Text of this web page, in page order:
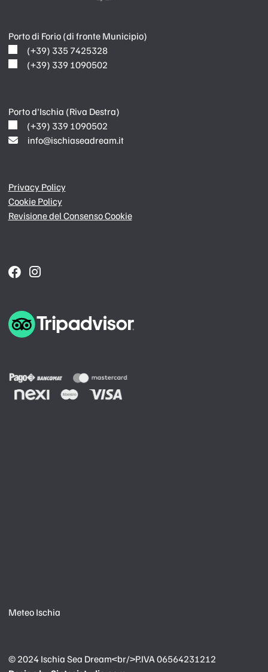
Porto di Forio (di fronte Municipio)
(+39) 335 7425328
(+39) 339 1090502
Porto d'Ischia (Riva Destra)
(+39) 339 1090502
info@ischiaseadream.it
Privacy Policy
Cookie Policy
Revisione del Consenso Cookie
Meteo Ischia
© 2024 Ischia Sea Dream<br/>P.IVA 06564231212